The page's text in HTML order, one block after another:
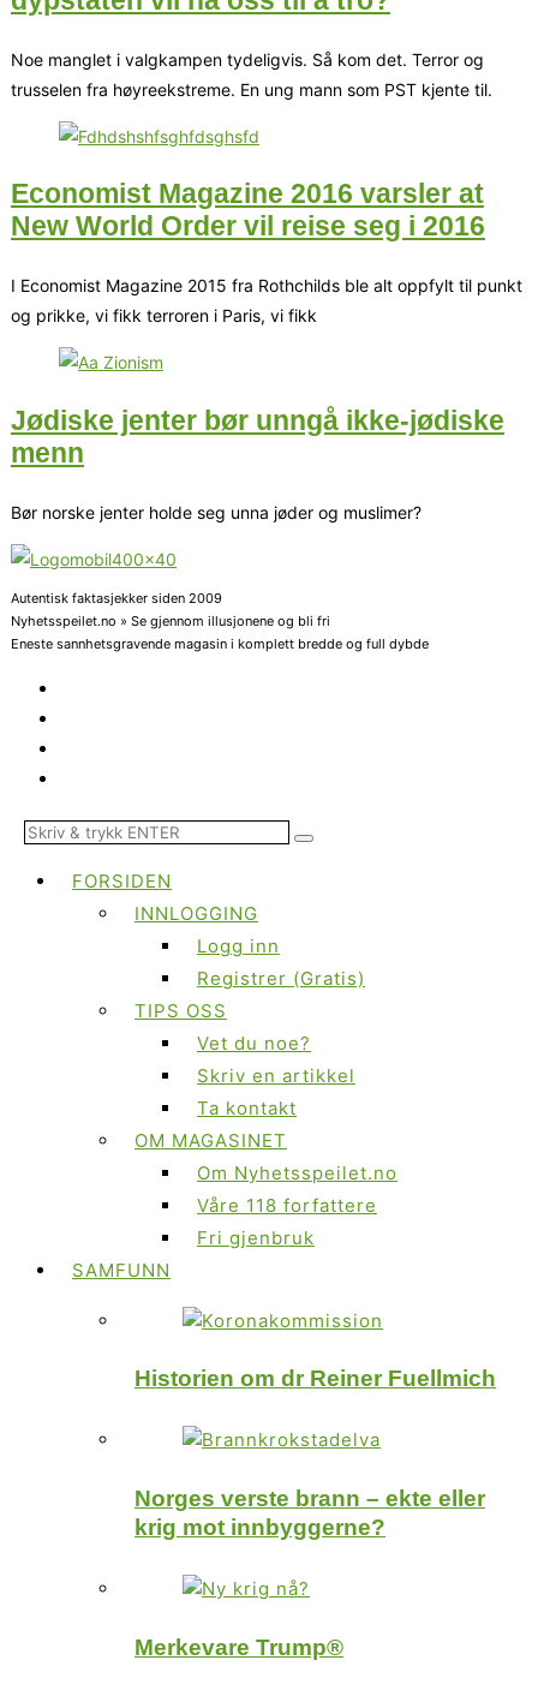
Noe manglet i valgkampen tydeligvis. Så kom det. Terror og
trusselen fra høyreekstreme. En ung mann som PST kjente til.
Economist Magazine 2016 varsler at
New World Order vil reise seg i 2016
I Economist Magazine 2015 fra Rothchilds ble alt oppfylt til punkt
og prikke, vi fikk terroren i Paris, vi fikk
Jødiske jenter bør unngå ikke-jødiske
menn
Bør norske jenter holde seg unna jøder og muslimer?
Autentisk faktasjekker siden 2009
Nyhetsspeilet.no » Se gjennom illusjonene og bli fri
Eneste sannhetsgravende magasin i komplett bredde og full dybde
FORSIDEN
INNLOGGING
Logg inn
Registrer (Gratis)
TIPS OSS
Vet du noe?
Skriv en artikkel
Ta kontakt
OM MAGASINET
Om Nyhetsspeilet.no
Våre 118 forfattere
Fri gjenbruk
SAMFUNN
Historien om dr Reiner Fuellmich
Norges verste brann – ekte eller
krig mot innbyggerne?
Merkevare Trump®